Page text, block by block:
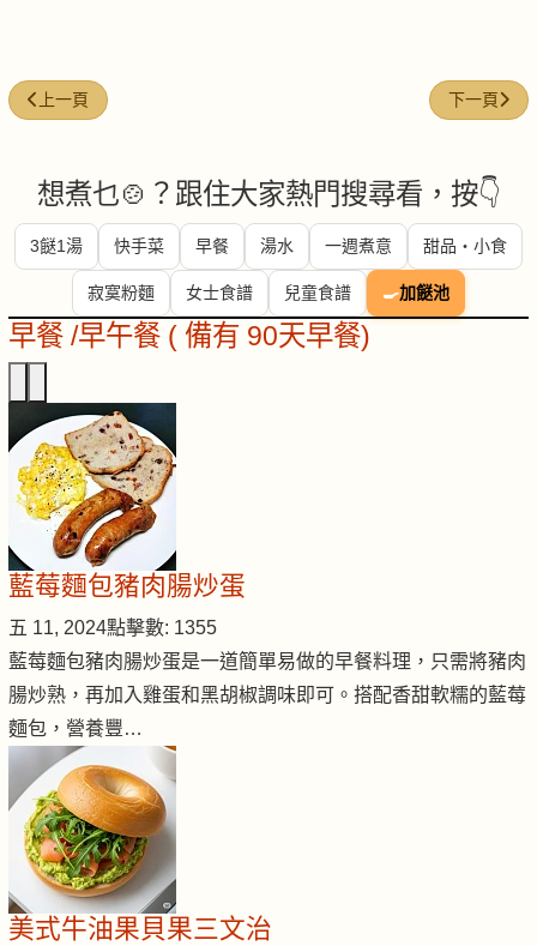
上一篇文章: 海鮮大集匯
上一頁 下一篇文章
下一頁
想煮乜🍲？跟住大家熱門搜尋看，按👇
3餸1湯 快手菜 早餐 湯水 一週煮意 甜品・小食
寂寞粉麵 女士食譜 兒童食譜 🍳加餸池
早餐 /早午餐 ( 備有 90天早餐)
藍莓麵包豬肉腸炒蛋
五 11, 2024點擊數: 1355
藍莓麵包豬肉腸炒蛋是一道簡單易做的早餐料理，只需將豬肉
腸炒熟，再加入雞蛋和黑胡椒調味即可。搭配香甜軟糯的藍莓
麵包，營養豐…
美式牛油果貝果三文治